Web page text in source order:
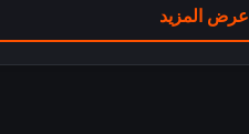
عرض المزيد